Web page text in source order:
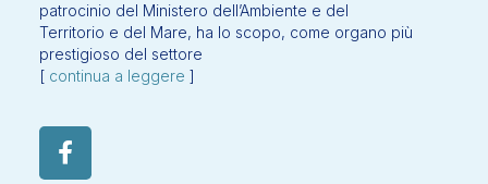
patrocinio del Ministero dell’Ambiente e del
Territorio e del Mare, ha lo scopo, come organo più
prestigioso del settore
[ continua a leggere ]